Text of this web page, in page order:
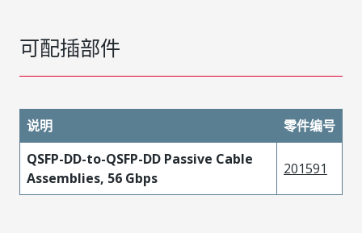
可配插部件
说明
零件编号
QSFP-DD-to-QSFP-DD Passive Cable
Assemblies, 56 Gbps
201591